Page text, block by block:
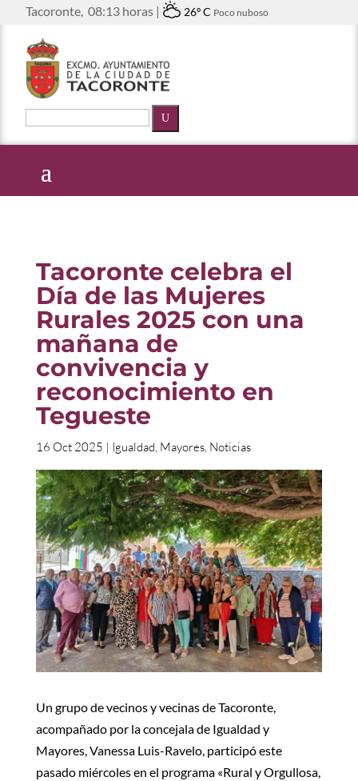
Tacoronte, 08:13 horas | 26º C Poco nuboso
U
Tacoronte celebra el
Día de las Mujeres
Rurales 2025 con una
mañana de
convivencia y
reconocimiento en
Tegueste
16 Oct 2025 | Igualdad, Mayores, Noticias
Un grupo de vecinos y vecinas de Tacoronte,
acompañado por la concejala de Igualdad y
Mayores, Vanessa Luis-Ravelo, participó este
pasado miércoles en el programa «Rural y Orgullosa,